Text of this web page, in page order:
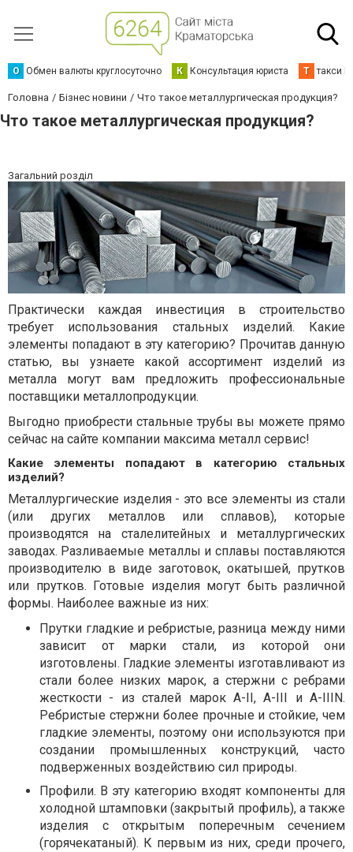
О Обмен валюты круглосуточно К Консультация юриста Т такси
Головна Бізнес новини Что такое металлургическая продукция?
Что такое металлургическая продукция?
Загальний розділ
Практически каждая инвестиция в строительство
требует использования стальных изделий. Какие
элементы попадают в эту категорию? Прочитав данную
статью, вы узнаете какой ассортимент изделий из
металла могут вам предложить профессиональные
поставщики металлопродукции.
Выгодно приобрести стальные трубы вы можете прямо
сейчас на сайте компании максима металл сервис!
Какие элементы попадают в категорию стальных
изделий?
Металлургические изделия - это все элементы из стали
(или других металлов или сплавов), которые
производятся на сталелитейных и металлургических
заводах. Разливаемые металлы и сплавы поставляются
производителю в виде заготовок, окатышей, прутков
или прутков. Готовые изделия могут быть различной
формы. Наиболее важные из них:
Прутки гладкие и ребристые, разница между ними
зависит от марки стали, из которой они
изготовлены. Гладкие элементы изготавливают из
стали более низких марок, а стержни с ребрами
жесткости - из сталей марок A-II, A-III и A-IIIN.
Ребристые стержни более прочные и стойкие, чем
гладкие элементы, поэтому они используются при
создании промышленных конструкций, часто
подверженных воздействию сил природы.
Профили. В эту категорию входят компоненты для
холодной штамповки (закрытый профиль), а также
изделия с открытым поперечным сечением
(горячекатаный). К первым из них, среди прочего,